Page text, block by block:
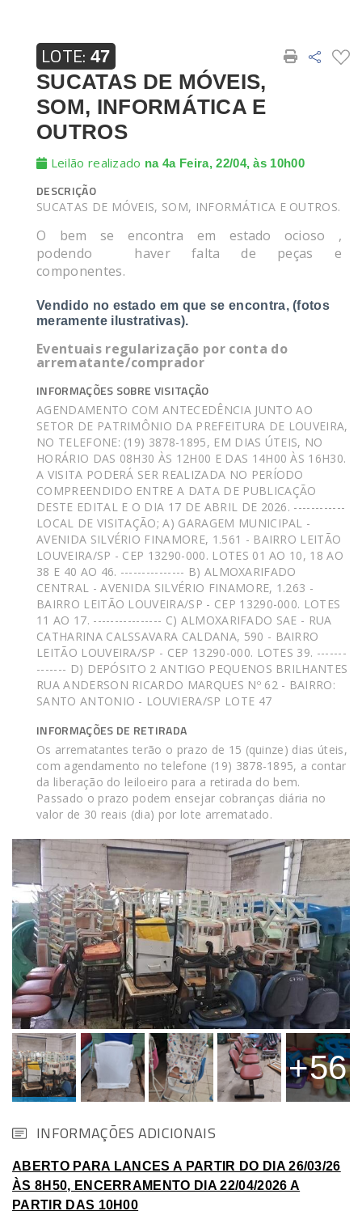
+56
LOTE: 47
SUCATAS DE MÓVEIS,
SOM, INFORMÁTICA E
OUTROS
Leilão realizado na 4a Feira, 22/04, às 10h00
DESCRIÇÃO
SUCATAS DE MÓVEIS, SOM, INFORMÁTICA E OUTROS.
O bem se encontra em estado ocioso ,
podendo haver falta de peças e
componentes.
Vendido no estado em que se encontra, (fotos
meramente ilustrativas).
Eventuais regularização por conta do
arrematante/comprador
INFORMAÇÕES SOBRE VISITAÇÃO
AGENDAMENTO COM ANTECEDÊNCIA JUNTO AO
SETOR DE PATRIMÔNIO DA PREFEITURA DE LOUVEIRA,
NO TELEFONE: (19) 3878-1895, EM DIAS ÚTEIS, NO
HORÁRIO DAS 08H30 ÀS 12H00 E DAS 14H00 ÀS 16H30.
A VISITA PODERÁ SER REALIZADA NO PERÍODO
COMPREENDIDO ENTRE A DATA DE PUBLICAÇÃO
DESTE EDITAL E O DIA 17 DE ABRIL DE 2026. ------------
LOCAL DE VISITAÇÃO; A) GARAGEM MUNICIPAL -
AVENIDA SILVÉRIO FINAMORE, 1.561 - BAIRRO LEITÃO
LOUVEIRA/SP - CEP 13290-000. LOTES 01 AO 10, 18 AO
38 E 40 AO 46. --------------- B) ALMOXARIFADO
CENTRAL - AVENIDA SILVÉRIO FINAMORE, 1.263 -
BAIRRO LEITÃO LOUVEIRA/SP - CEP 13290-000. LOTES
11 AO 17. ---------------- C) ALMOXARIFADO SAE - RUA
CATHARINA CALSSAVARA CALDANA, 590 - BAIRRO
LEITÃO LOUVEIRA/SP - CEP 13290-000. LOTES 39. -------
------- D) DEPÓSITO 2 ANTIGO PEQUENOS BRILHANTES
RUA ANDERSON RICARDO MARQUES Nº 62 - BAIRRO:
SANTO ANTONIO - LOUVIERA/SP LOTE 47
INFORMAÇÕES DE RETIRADA
Os arrematantes terão o prazo de 15 (quinze) dias úteis,
com agendamento no telefone (19) 3878-1895, a contar
da liberação do leiloeiro para a retirada do bem.
Passado o prazo podem ensejar cobranças diária no
valor de 30 reais (dia) por lote arrematado.
INFORMAÇÕES ADICIONAIS
ABERTO PARA LANCES A PARTIR DO DIA 26/03/26
ÀS 8H50, ENCERRAMENTO DIA 22/04/2026 A
PARTIR DAS 10H00